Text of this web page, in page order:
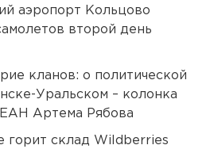
аэропорт Кольцово
второй день
кланов: о политической
Уральском – колонка
Артема Рябова
горит склад Wildberries